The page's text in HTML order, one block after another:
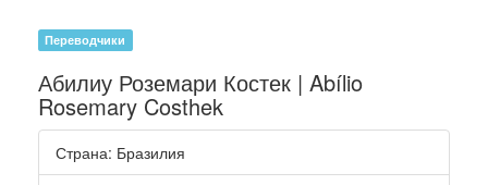
Переводчики
Абилиу Роземари Костек | Abílio
Rosemary Costhek
Страна: Бразилия